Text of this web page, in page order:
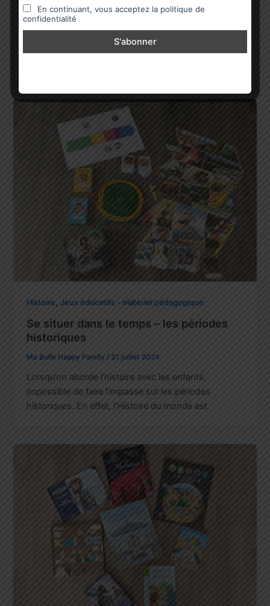
Ma Bulle Happy Family/13 novembre 2024
A la recherche de jeux pour faire des maths en
s’amusant ? Rendre les mathématiques ludiques,
Histoire,Jeux éducatifs - matériel pédagogique
Se situer dans le temps – les périodes
historiques
Ma Bulle Happy Family / 31 juillet 2024
Lorsqu’on aborde l’histoire avec les enfants,
impossible de faire l’impasse sur les périodes
historiques. En effet, l’Histoire du monde est
En continuant, vous acceptez la politique de
confidentialité